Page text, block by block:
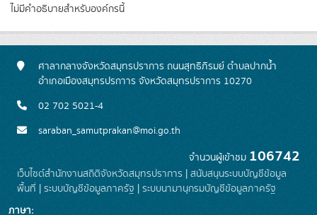
ไม่มีคำอธิบายสำหรับองค์กรนี้
ศาลากลางจังหวัดสมุทรปราการ ถนนสุทธิภิรมย์ ตำบลปากน้ำ
อำเภอเมืองสมุทรปรกาาร จังหวัดสมุทรปราการ 10270
02 702 5021-4
saraban_samutprakan@moi.go.th
จำนวนผู้เข้าชม 106742
เว็บไซต์สำนักงานสถิติจังหวัดสมุทรปราการ | สนับสนุนระบบบัญชีข้อมูล
พื้นที่ | ระบบบัญชีข้อมูลภาครัฐ | ระบบนามานุกรมบัญชีข้อมูลภาครัฐ
ภาษา